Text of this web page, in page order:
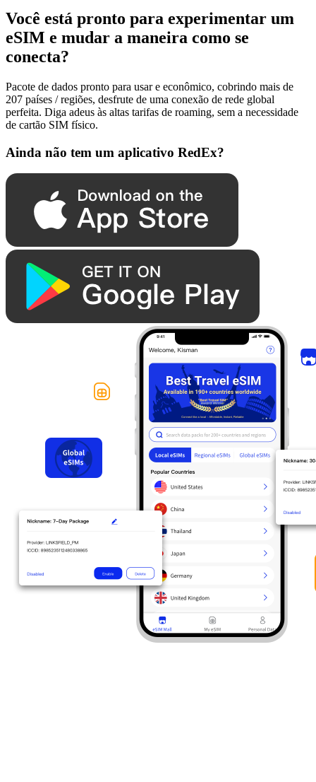
Você está pronto para experimentar um
eSIM e mudar a maneira como se
conecta?
Pacote de dados pronto para usar e econômico, cobrindo mais de
207 países / regiões, desfrute de uma conexão de rede global
perfeita. Diga adeus às altas tarifas de roaming, sem a necessidade
de cartão SIM físico.
Ainda não tem um aplicativo RedEx?